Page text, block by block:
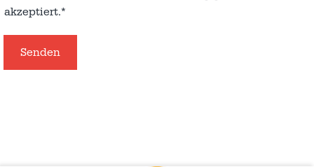
akzeptiert.*
Senden